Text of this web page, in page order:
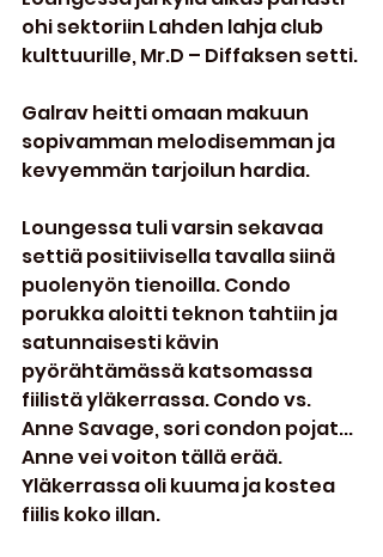
ohi sektoriin Lahden lahja club
kulttuurille, Mr.D – Diffaksen setti.
Galrav heitti omaan makuun
sopivamman melodisemman ja
kevyemmän tarjoilun hardia.
Loungessa tuli varsin sekavaa
settiä positiivisella tavalla siinä
puolenyön tienoilla. Condo
porukka aloitti teknon tahtiin ja
satunnaisesti kävin
pyörähtämässä katsomassa
fiilistä yläkerrassa. Condo vs.
Anne Savage, sori condon pojat...
Anne vei voiton tällä erää.
Yläkerrassa oli kuuma ja kostea
fiilis koko illan.